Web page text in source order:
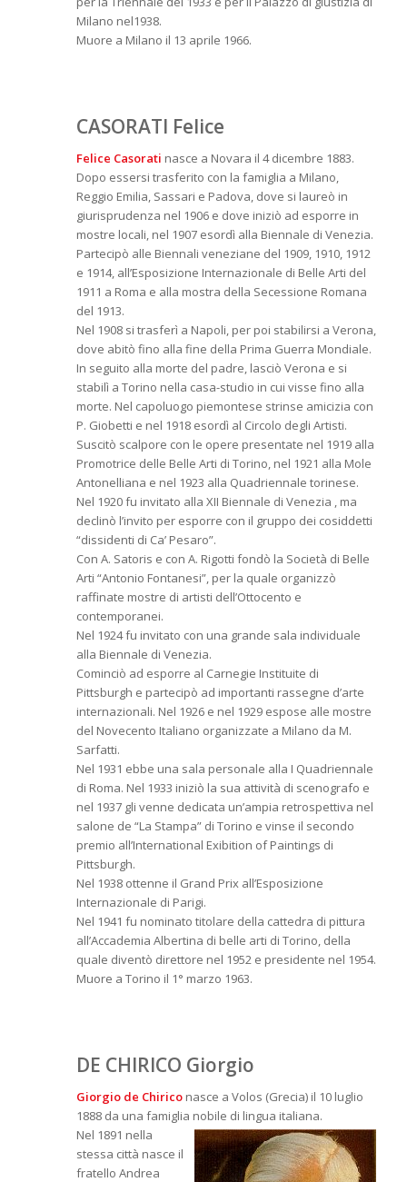
Milano nel1938.
Muore a Milano il 13 aprile 1966.
CASORATI Felice
Felice Casorati nasce a Novara il 4 dicembre 1883.
Dopo essersi trasferito con la famiglia a Milano,
Reggio Emilia, Sassari e Padova, dove si laureò in
giurisprudenza nel 1906 e dove iniziò ad esporre in
mostre locali, nel 1907 esordì alla Biennale di Venezia.
Partecipò alle Biennali veneziane del 1909, 1910, 1912
e 1914, all’Esposizione Internazionale di Belle Arti del
1911 a Roma e alla mostra della Secessione Romana
del 1913.
Nel 1908 si trasferì a Napoli, per poi stabilirsi a Verona,
dove abitò fino alla fine della Prima Guerra Mondiale.
In seguito alla morte del padre, lasciò Verona e si
stabilì a Torino nella casa-studio in cui visse fino alla
morte. Nel capoluogo piemontese strinse amicizia con
P. Giobetti e nel 1918 esordì al Circolo degli Artisti.
Suscitò scalpore con le opere presentate nel 1919 alla
Promotrice delle Belle Arti di Torino, nel 1921 alla Mole
Antonelliana e nel 1923 alla Quadriennale torinese.
Nel 1920 fu invitato alla XII Biennale di Venezia , ma
declinò l’invito per esporre con il gruppo dei cosiddetti
“dissidenti di Ca’ Pesaro”.
Con A. Satoris e con A. Rigotti fondò la Società di Belle
Arti “Antonio Fontanesi”, per la quale organizzò
raffinate mostre di artisti dell’Ottocento e
contemporanei.
Nel 1924 fu invitato con una grande sala individuale
alla Biennale di Venezia.
Cominciò ad esporre al Carnegie Instituite di
Pittsburgh e partecipò ad importanti rassegne d’arte
internazionali. Nel 1926 e nel 1929 espose alle mostre
del Novecento Italiano organizzate a Milano da M.
Sarfatti.
Nel 1931 ebbe una sala personale alla I Quadriennale
di Roma. Nel 1933 iniziò la sua attività di scenografo e
nel 1937 gli venne dedicata un’ampia retrospettiva nel
salone de “La Stampa” di Torino e vinse il secondo
premio all’International Exibition of Paintings di
Pittsburgh.
Nel 1938 ottenne il Grand Prix all’Esposizione
Internazionale di Parigi.
Nel 1941 fu nominato titolare della cattedra di pittura
all’Accademia Albertina di belle arti di Torino, della
quale diventò direttore nel 1952 e presidente nel 1954.
Muore a Torino il 1° marzo 1963.
DE CHIRICO Giorgio
Giorgio de Chiriconasce a Volos (Grecia) il 10 luglio
1888 da una famiglia nobile di lingua italiana.
Nel 1891 nella
stessa città nasce il
fratello Andrea